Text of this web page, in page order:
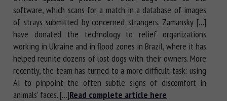
software, which scans for a match in a database of images
of strays submitted by concerned strangers. Zamansky […]
have donated the technology to relief organizations
working in Ukraine and in flood zones in Brazil, where it has
helped reunite dozens of lost dogs with their owners. More
recently, the team has turned to a more difficult task: using
AI to pinpoint the often subtle signs of discomfort in
animals’ faces. […]Read complete article here